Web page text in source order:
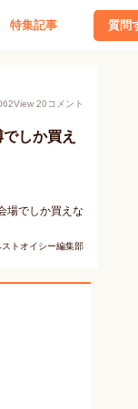
特集記事 質問
View 20コメント
しか買え
場でしか買えな
ストオイシー編集部